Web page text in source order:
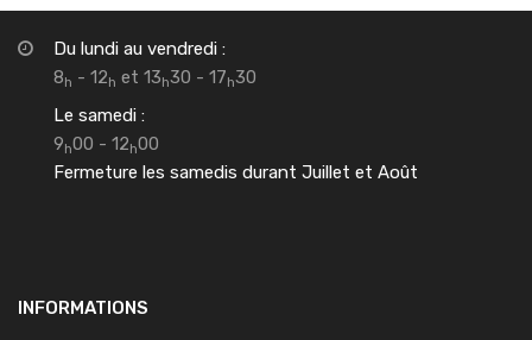
Du lundi au vendredi :
8h - 12h et 13h30 - 17h30
Le samedi :
9h00 - 12h00
Fermeture les samedis durant Juillet et Août
INFORMATIONS